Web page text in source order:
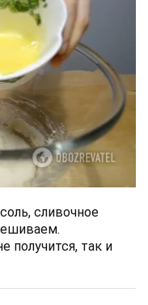
сливочное
получится, так и